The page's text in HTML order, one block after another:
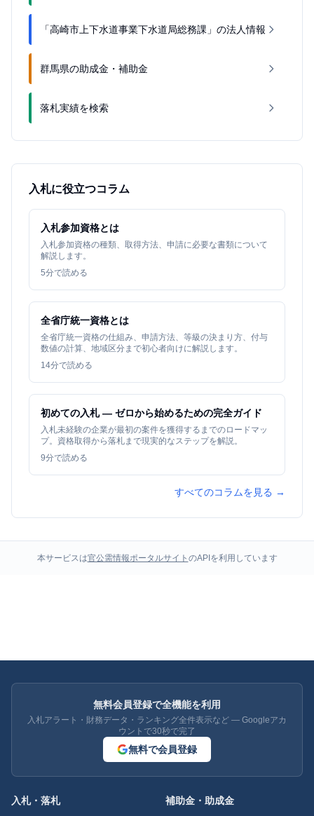
「高崎市上下水道事業下水道局総務課」の法人情報
群馬県の助成金・補助金
落札実績を検索
入札に役立つコラム
入札参加資格とは
入札参加資格の種類、取得方法、申請に必要な書類について
解説します。
5分で読める
全省庁統一資格とは
全省庁統一資格の仕組み、申請方法、等級の決まり方、付与
数値の計算、地域区分まで初心者向けに解説します。
14分で読める
初めての入札 — ゼロから始めるための完全ガイド
入札未経験の企業が最初の案件を獲得するまでのロードマッ
プ。資格取得から落札まで現実的なステップを解説。
9分で読める
すべてのコラムを見る →
本サービスは官公需情報ポータルサイト のAPIを利用しています
無料会員登録で全機能を利用
入札アラート・財務データ・ランキング全件表示など — Googleアカ
ウントで30秒で完了
無料で会員登録
入札・落札 補助金・助成金